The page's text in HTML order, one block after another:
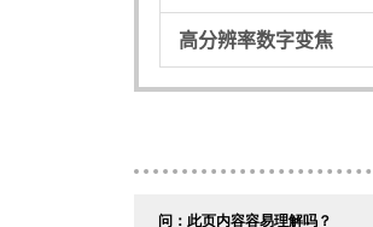
高分辨率数字变焦